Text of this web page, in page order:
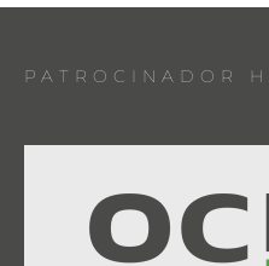
PATROCINADOR